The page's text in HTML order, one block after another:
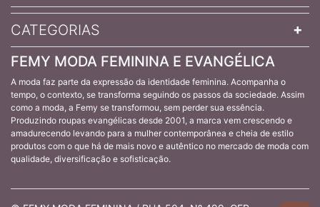
CATEGORIAS
FEMY MODA FEMININA E EVANGÉLICA
A moda faz parte da expressão da identidade feminina. Acompanha o
tempo, o contexto, se transforma seguindo os passos da sociedade. Assim
como a moda, a Femy se transformou, sem perder sua essência.
Produzindo roupas evangélicas desde 2001, a marca vem crescendo e
amadurecendo levando para a mulher contemporânea e cheia de estilo
produtos com o que há de mais novo e autêntico no mercado de moda com
qualidade, diversificação e sofisticação.